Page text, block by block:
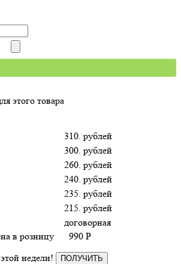
этого товара
310. рублей
300. рублей
260. рублей
240. рублей
235. рублей
215. рублей
договорная
в розницу
990 P
недели!
ПОЛУЧИТЬ